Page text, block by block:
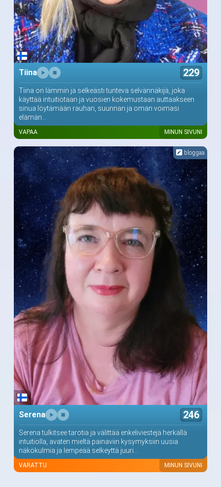
Tiina 229
Tiina on lämmin ja selkeästi tunteva selvännäkijä, joka
käyttää intuitiotaan ja vuosien kokemustaan auttaakseen
sinua löytämään rauhan, suunnan ja oman voimasi
elämän...
VAPAA MINUN SIVUNI
bloggaa
Serena 246
Serena tulkitsee tarotia ja välittää enkeliviestejä herkällä
intuitiolla, avaten mieltä painaviin kysymyksiin uusia
näkökulmia ja lempeää selkeyttä juuri...
VARATTU MINUN SIVUNI